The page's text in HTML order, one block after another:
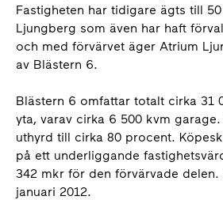
Fastigheten har tidigare ägts till
Ljungberg som även har haft
och med förvärvet äger Atrium
av Blästern 6.
Blästern 6 omfattar totalt cirka 31
yta, varav cirka 6 500 kvm
uthyrd till cirka 80 procent.
på ett underliggande
342 mkr för den förvärvade
januari 2012.